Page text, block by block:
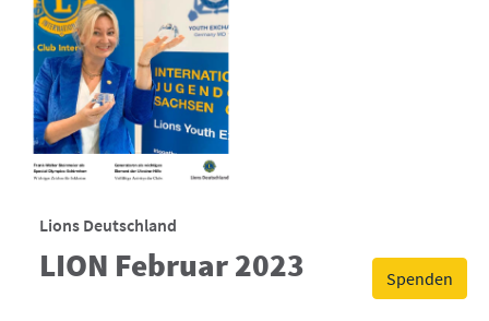
Spenden
Lions Deutschland
LION Februar 2023